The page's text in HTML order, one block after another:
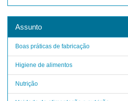
Assunto
Boas práticas de fabricação
Higiene de alimentos
Nutrição